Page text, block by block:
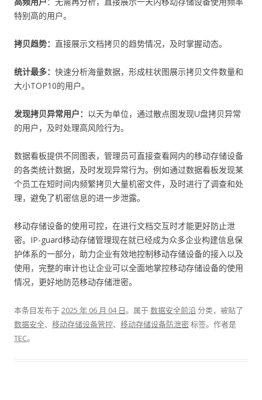
特别高的用户。
拷贝趋势： 直接展示文档拷贝的趋势情况，及时掌握动态。
统计最多： 快速分析海量数据，形成柱状图展示拷贝文件数量和
大小TOP10的用户。
发现拷贝异常用户： 以天为单位，通过散点图发现U盘拷贝异常
的用户，及时处理高风险行为。
数据看板提供不同图表，管理员可直接查看网内的移动存储设备
的各类统计数据，及时发现异常行为。例如通过数据看板发现某
个员工在短时间内频繁拷贝大量机密文件，及时进行了调查和处
理，避免了机密信息的进一步泄露。
移动存储设备的使用可控，在进行文档交互时才能更好防止泄
密。IP-guard移动存储管理现在就已经成为众多企业构建信息保
护体系的一部分，助力企业有效地控制移动存储设备的接入以及
使用，完整的审计也让企业可以全面地掌控移动存储设备的使用
情况，更好地防范移动存储泄密。
本条目发布于2025 年 06 月 04 日。属于数据安全前沿分类，被贴了
数据安全、 移动存储设备管控、 移动存储设备防泄密标签。 作者是
TEC。